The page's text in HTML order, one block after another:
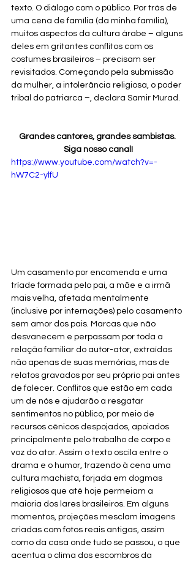
texto. O diálogo com o público. Por trás de
uma cena de família (da minha família),
muitos aspectos da cultura árabe – alguns
deles em gritantes conflitos com os
costumes brasileiros – precisam ser
revisitados. Começando pela submissão
da mulher, a intolerância religiosa, o poder
tribal do patriarca –, declara Samir Murad.
Grandes cantores, grandes sambistas.
Siga nosso canal!
https://www.youtube.com/watch?v=-
hW7C2-ylfU
Um casamento por encomenda e uma
tríade formada pelo pai, a mãe e a irmã
mais velha, afetada mentalmente
(inclusive por internações) pelo casamento
sem amor dos pais. Marcas que não
desvanecem e perpassam por toda a
relação familiar do autor-ator, extraídas
não apenas de suas memórias, mas de
relatos gravados por seu próprio pai antes
de falecer. Conflitos que estão em cada
um de nós e ajudarão a resgatar
sentimentos no público, por meio de
recursos cênicos despojados, apoiados
principalmente pelo trabalho de corpo e
voz do ator. Assim o texto oscila entre o
drama e o humor, trazendo à cena uma
cultura machista, forjada em dogmas
religiosos que até hoje permeiam a
maioria dos lares brasileiros. Em alguns
momentos, projeções mesclam imagens
criadas com fotos reais antigas, assim
como da casa onde tudo se passou, o que
acentua o clima dos escombros da